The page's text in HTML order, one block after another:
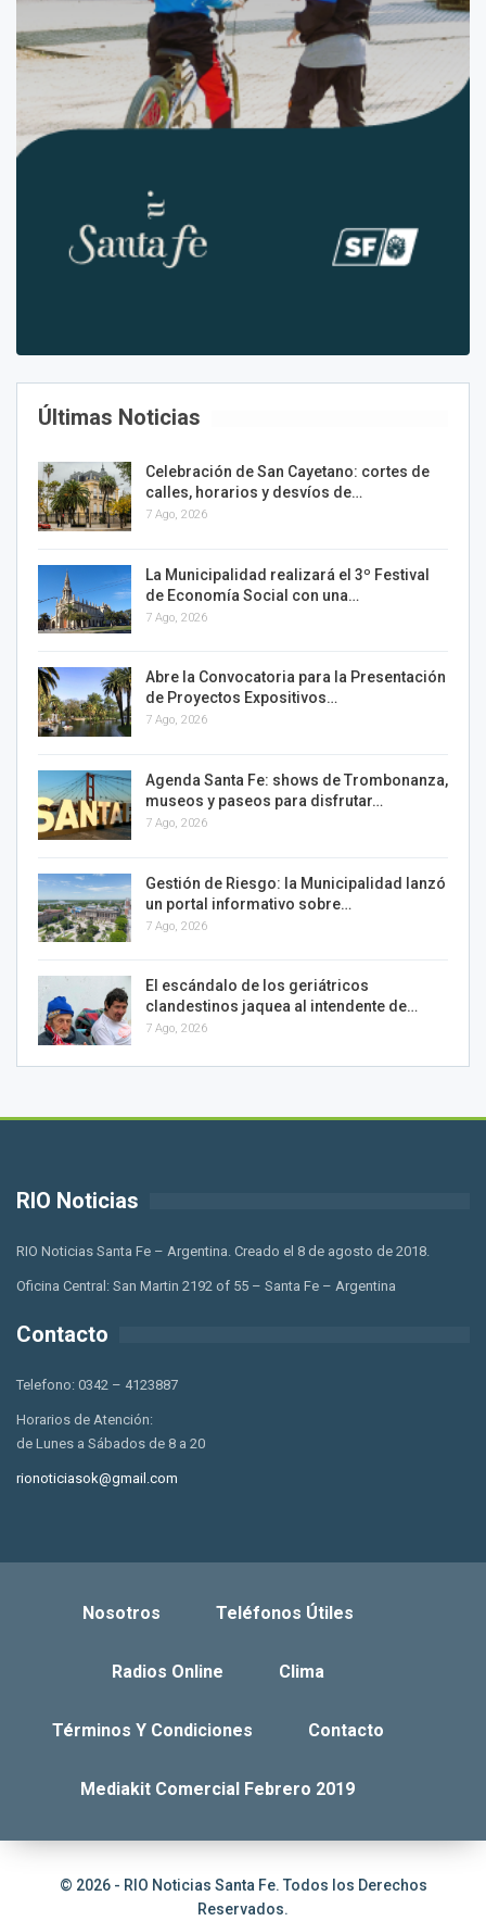
Últimas Noticias
Celebración de San Cayetano: cortes de
calles, horarios y desvíos de…
7 Ago, 2026
La Municipalidad realizará el 3º Festival
de Economía Social con una…
7 Ago, 2026
Abre la Convocatoria para la Presentación
de Proyectos Expositivos…
7 Ago, 2026
Agenda Santa Fe: shows de Trombonanza,
museos y paseos para disfrutar…
7 Ago, 2026
Gestión de Riesgo: la Municipalidad lanzó
un portal informativo sobre…
7 Ago, 2026
El escándalo de los geriátricos
clandestinos jaquea al intendente de…
7 Ago, 2026
RIO Noticias
RIO Noticias Santa Fe – Argentina. Creado el 8 de agosto de 2018.
Oficina Central: San Martin 2192 of 55 – Santa Fe – Argentina
Contacto
Telefono: 0342 – 4123887
Horarios de Atención:
de Lunes a Sábados de 8 a 20
rionoticiasok@gmail.com
Nosotros Teléfonos Útiles
Radios Online Clima
Términos Y Condiciones Contacto
Mediakit Comercial Febrero 2019
© 2026 - RIO Noticias Santa Fe. Todos los Derechos
Reservados.